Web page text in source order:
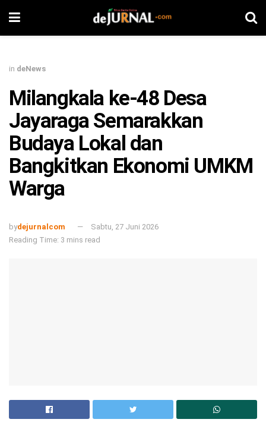
in deNews
Milangkala ke-48 Desa
Jayaraga Semarakkan
Budaya Lokal dan
Bangkitkan Ekonomi UMKM
Warga
bydejurnalcom
Sabtu, 27 Juni 2026
Reading Time: 3 mins read